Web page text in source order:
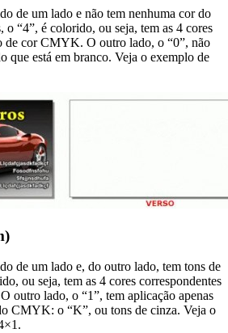
de um lado e não tem nenhuma cor do
“4”, é colorido, ou seja, tem as 4 cores
de cor CMYK. O outro lado, o “0”, não
que está em branco. Veja o exemplo de
de um lado e, do outro lado, tem tons de
ou seja, tem as 4 cores correspondentes
outro lado, o “1”, tem aplicação apenas
CMYK: o “K”, ou tons de cinza. Veja o